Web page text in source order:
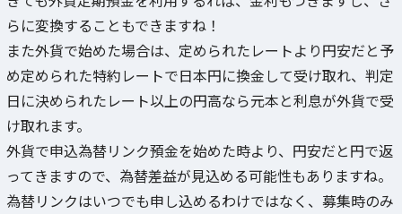
らに変換することもできますね！
また外貨で始めた場合は、定められたレートより円安だと予
め定められた特約レートで日本円に換金して受け取れ、判定
日に決められたレート以上の円高なら元本と利息が外貨で受
け取れます。
外貨で申込為替リンク預金を始めた時より、円安だと円で返
ってきますので、為替差益が見込める可能性もありますね。
為替リンクはいつでも申し込めるわけではなく、募集時のみ